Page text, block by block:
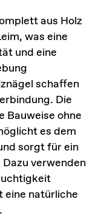
aus Holz
was eine
und eine
schaffen
Die
Bauweise ohne
es dem
sorgt für ein
verwenden
eine natürliche